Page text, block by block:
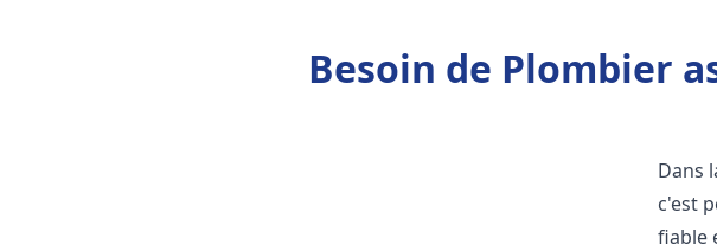
Besoin de Plombier
Dans
c'est
fiable